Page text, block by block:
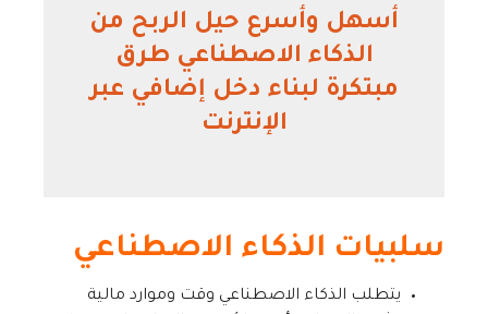
أسهل وأسرع حيل الربح من
الذكاء الاصطناعي طرق
مبتكرة لبناء دخل إضافي عبر
الإنترنت
سلبيات الذكاء الاصطناعي
يتطلب الذكاء الاصطناعي وقت وموارد مالية